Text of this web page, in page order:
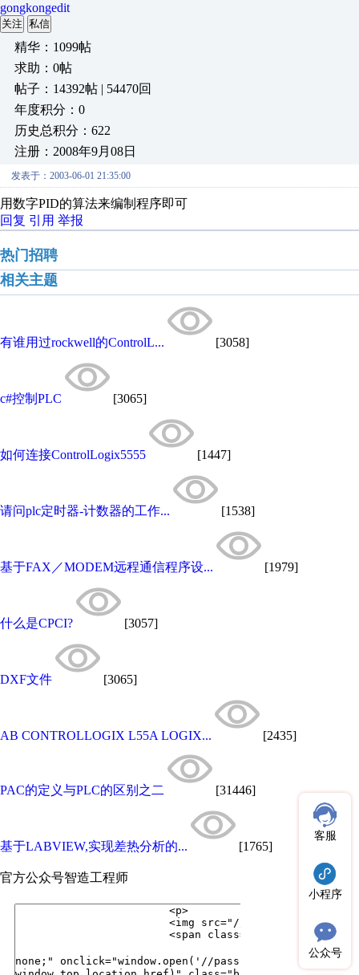
gongkongedit
关注 私信
精华：1099帖
求助：0帖
帖子：14392帖 | 54470回
年度积分：0
历史总积分：622
注册：2008年9月08日
发表于：2003-06-01 21:35:00
用数字PID的算法来编制程序即可
回复 引用 举报
热门招聘
相关主题
有谁用过rockwell的ControlL... [3058]
c#控制PLC [3065]
如何连接ControlLogix5555 [1447]
请问plc定时器-计数器的工作... [1538]
基于FAX／MODEM远程通信程序设... [1979]
什么是CPCI? [3057]
DXF文件 [3065]
AB CONTROLLOGIX L55A LOGIX... [2435]
PAC的定义与PLC的区别之二 [31446]
基于LABVIEW,实现差热分析的... [1765]
官方公众号智造工程师
客服
小程序
公众号